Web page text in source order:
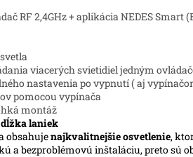
RF 2,4GHz + aplikácia NEDES Smart
viacerých svietidiel jedným
nastavenia po vypnutí ( aj
pomocou vypínača
montáž
laniek
obsahujenajkvalitnejšie osvetlenie,
a bezproblémovú inštaláciu, preto sú